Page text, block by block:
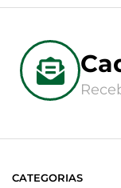
CATEGORIAS